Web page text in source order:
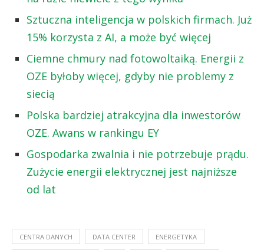
Sztuczna inteligencja w polskich firmach. Już
15% korzysta z AI, a może być więcej
Ciemne chmury nad fotowoltaiką. Energii z
OZE byłoby więcej, gdyby nie problemy z
siecią
Polska bardziej atrakcyjna dla inwestorów
OZE. Awans w rankingu EY
Gospodarka zwalnia i nie potrzebuje prądu.
Zużycie energii elektrycznej jest najniższe
od lat
CENTRA DANYCH DATA CENTER ENERGETYKA